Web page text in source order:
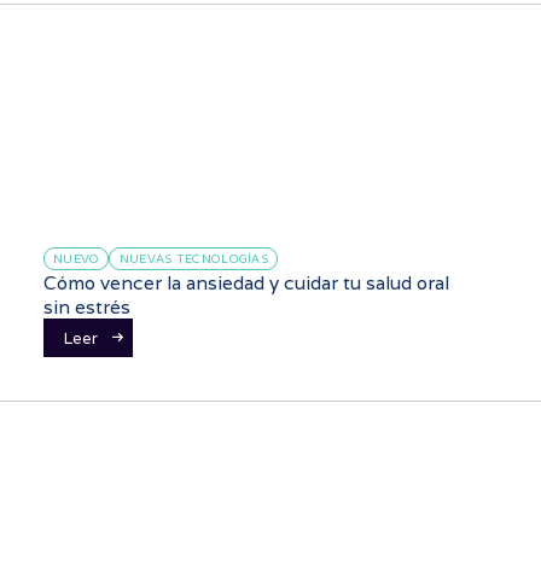
NUEVO NUEVAS TECNOLOGÍAS
Cómo vencer la ansiedad y cuidar tu salud oral
sin estrés
Leer